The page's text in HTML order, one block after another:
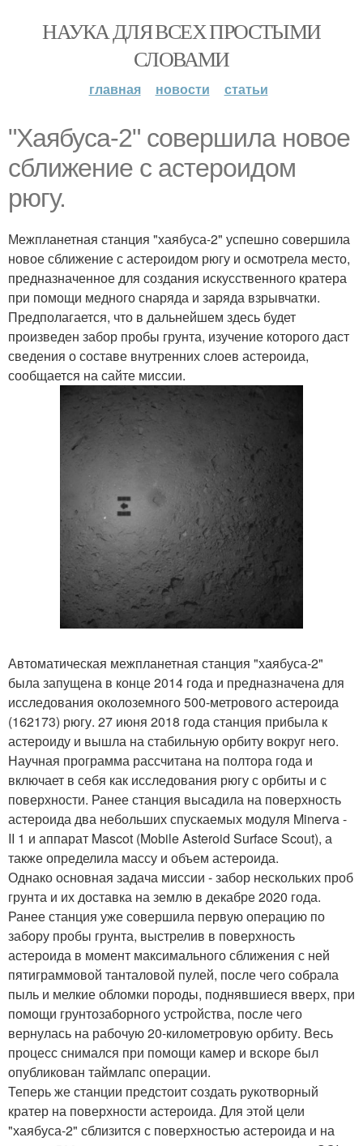
НАУКА ДЛЯ ВСЕХ ПРОСТЫМИ
СЛОВАМИ
главная новости статьи
"Хаябуса-2" совершила новое
сближение с астероидом
рюгу.
Межпланетная станция "хаябуса-2" успешно совершила
новое сближение с астероидом рюгу и осмотрела место,
предназначенное для создания искусственного кратера
при помощи медного снаряда и заряда взрывчатки.
Предполагается, что в дальнейшем здесь будет
произведен забор пробы грунта, изучение которого даст
сведения о составе внутренних слоев астероида,
сообщается на сайте миссии.
Автоматическая межпланетная станция "хаябуса-2"
была запущена в конце 2014 года и предназначена для
исследования околоземного 500-метрового астероида
(162173) рюгу. 27 июня 2018 года станция прибыла к
астероиду и вышла на стабильную орбиту вокруг него.
Научная программа рассчитана на полтора года и
включает в себя как исследования рюгу с орбиты и с
поверхности. Ранее станция высадила на поверхность
астероида два небольших спускаемых модуля Minerva -
II 1 и аппарат Mascot (Mobile Asteroid Surface Scout), а
также определила массу и объем астероида.
Однако основная задача миссии - забор нескольких проб
грунта и их доставка на землю в декабре 2020 года.
Ранее станция уже совершила первую операцию по
забору пробы грунта, выстрелив в поверхность
астероида в момент максимального сближения с ней
пятиграммовой танталовой пулей, после чего собрала
пыль и мелкие обломки породы, поднявшиеся вверх, при
помощи грунтозаборного устройства, после чего
вернулась на рабочую 20-километровую орбиту. Весь
процесс снимался при помощи камер и вскоре был
опубликован таймлапс операции.
Теперь же станции предстоит создать рукотворный
кратер на поверхности астероида. Для этой цели
"хаябуса-2" сблизится с поверхностью астероида и на